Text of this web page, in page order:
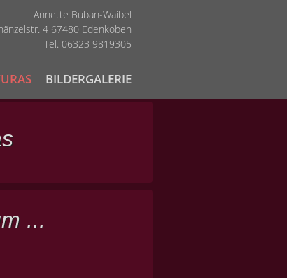
BILDERGALERIE
Annette Buban-Waibel
4 67480 Edenkoben
Tel. 06323 9819305
...